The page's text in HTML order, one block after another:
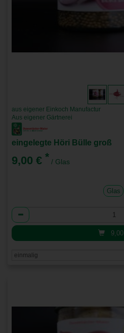
aus eigener Einkoch Manufactur
Aus eigener Gärtnerei
eingelegte Höri Bülle groß
9,00 € * / Glas
Glas
Anzahl
9,00